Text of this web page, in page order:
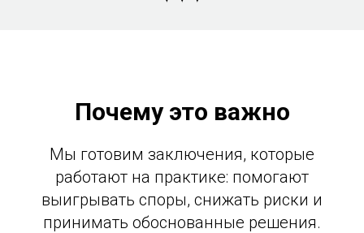
Почему это важно
Мы готовим заключения, которые
работают на практике: помогают
выигрывать споры, снижать риски и
принимать обоснованные решения.